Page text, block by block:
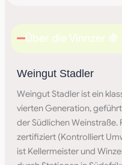
Über die Vinnzer 🍇
Weingut Stadler
Weingut Stadler ist ein
vierten Generation,
der Südlichen Weinstraße.
zertifiziert (Kontrolliert
ist Kellermeister und